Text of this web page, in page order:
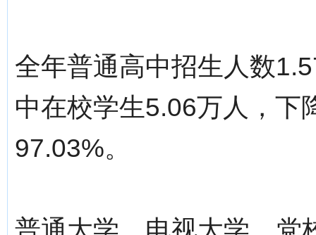
全年普通高中招生人数
中在校学生5.06万人，下
97.03%。